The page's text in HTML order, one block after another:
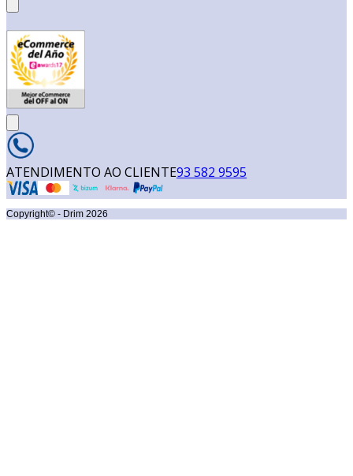
ATENDIMENTO AO CLIENTE93 582 9595
Copyright© - Drim 2026